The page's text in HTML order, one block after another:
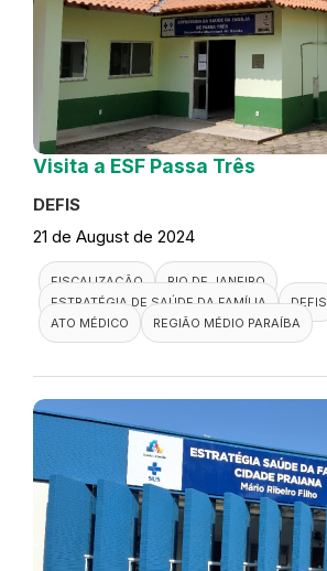
Visita a ESF Passa Três
DEFIS
21 de August de 2024
FISCALIZAÇÃO
RIO DE JANEIRO
ESTRATÉGIA DE SAÚDE DA FAMÍLIA
DEFIS
ATO MÉDICO
REGIÃO MÉDIO PARAÍBA